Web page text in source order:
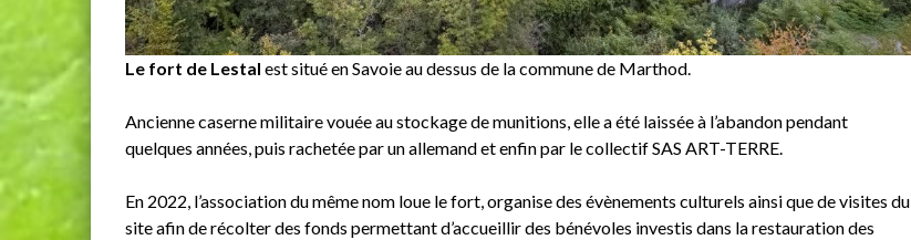
Le fort de Lestal est situé en Savoie au dessus de la commune de Marthod.
Ancienne caserne militaire vouée au stockage de munitions, elle a été laissée à l’abandon pendant
quelques années, puis rachetée par un allemand et enfin par le collectif SAS ART-TERRE.
En 2022, l’association du même nom loue le fort, organise des évènements culturels ainsi que de visites du
site afin de récolter des fonds permettant d’accueillir des bénévoles investis dans la restauration des